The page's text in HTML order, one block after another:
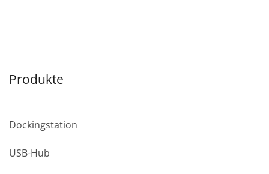
Produkte
Dockingstation
USB-Hub